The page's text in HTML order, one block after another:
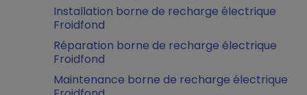
Installation borne de recharge électrique
Froidfond
Réparation borne de recharge électrique
Froidfond
Maintenance borne de recharge électrique